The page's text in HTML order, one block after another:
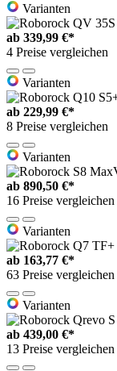
Varianten
ab 339,99 €*
4 Preise vergleichen
Varianten
ab 229,99 €*
8 Preise vergleichen
Varianten
ab 890,50 €*
16 Preise vergleichen
Varianten
ab 163,77 €*
63 Preise vergleichen
Varianten
ab 439,00 €*
13 Preise vergleichen